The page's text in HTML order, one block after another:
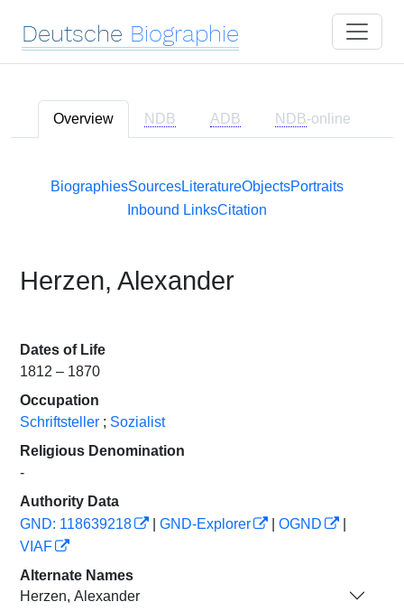
Deutsche Biographie
Overview NDB ADB NDB-online
BiographiesSourcesLiteratureObjectsPortraits
Inbound LinksCitation
Herzen, Alexander
Dates of Life
1812 – 1870
Occupation
Schriftsteller ; Sozialist
Religious Denomination
-
Authority Data
GND: 118639218
GND-Explorer OGND
VIAF
Alternate Names
Herzen, Alexander